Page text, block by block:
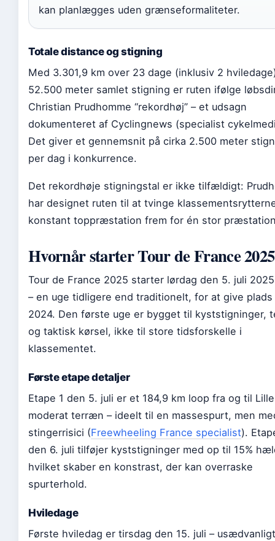
kan planlægges uden grænseformaliteter.
Totale distance og stigning
Med 3.301,9 km over 23 dage (inklusiv 2
52.500 meter samlet stigning er ruten ifølge
Christian Prudhomme “rekordhøj” – et udsagn
dokumenteret af Cyclingnews (specialist
Det giver et gennemsnit på cirka 2.500 meter
per dag i konkurrence.
Det rekordhøje stigningstal er ikke tilfældigt:
har designet ruten til at tvinge
konstant toppræstation frem for én stor
Hvornår starter Tour de France
Tour de France 2025 starter lørdag den 5. juli
– en uge tidligere end traditionelt, for at give plads
2024. Den første uge er bygget til kyststigninger,
og taktisk kørsel, ikke til store tidsforskelle i
klassementet.
Første etape detaljer
Etape 1 den 5. juli er et 184,9 km loop fra og til
moderat terræn – ideelt til en massespurt, men
stingerrisici (Freewheeling France specialist).
den 6. juli tilføjer kyststigninger med op til 15%
hvilket skaber en konstrast, der kan overraske
spurterhold.
Hviledage
Første hviledag er tirsdag den 15. juli –